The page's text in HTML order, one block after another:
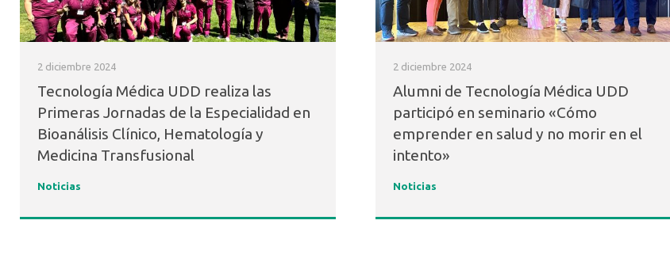
2 diciembre 2024
Tecnología Médica UDD realiza las
Primeras Jornadas de la Especialidad en
Bioanálisis Clínico, Hematología y
Medicina Transfusional
Noticias
2 diciembre 2024
Alumni de Tecnología Médica UDD
participó en seminario «Cómo
emprender en salud y no morir en el
intento»
Noticias